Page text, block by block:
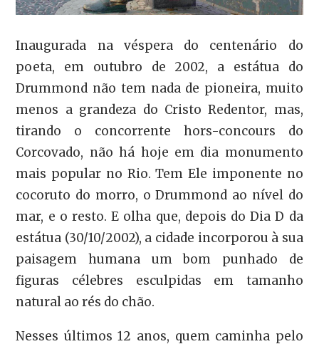
Inaugurada na véspera do centenário do
poeta, em outubro de 2002, a estátua do
Drummond não tem nada de pioneira, muito
menos a grandeza do Cristo Redentor, mas,
tirando o concorrente hors-concours do
Corcovado, não há hoje em dia monumento
mais popular no Rio. Tem Ele imponente no
cocoruto do morro, o Drummond ao nível do
mar, e o resto. E olha que, depois do Dia D da
estátua (30/10/2002), a cidade incorporou à sua
paisagem humana um bom punhado de
figuras célebres esculpidas em tamanho
natural ao rés do chão.
Nesses últimos 12 anos, quem caminha pelo